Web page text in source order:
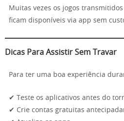
Muitas vezes os jogos
ficam disponíveis via app sem
Dicas Para Assistir Sem Travar
Para ter uma boa experiência
✔ Teste os aplicativos antes do
✔ Crie contas gratuitas